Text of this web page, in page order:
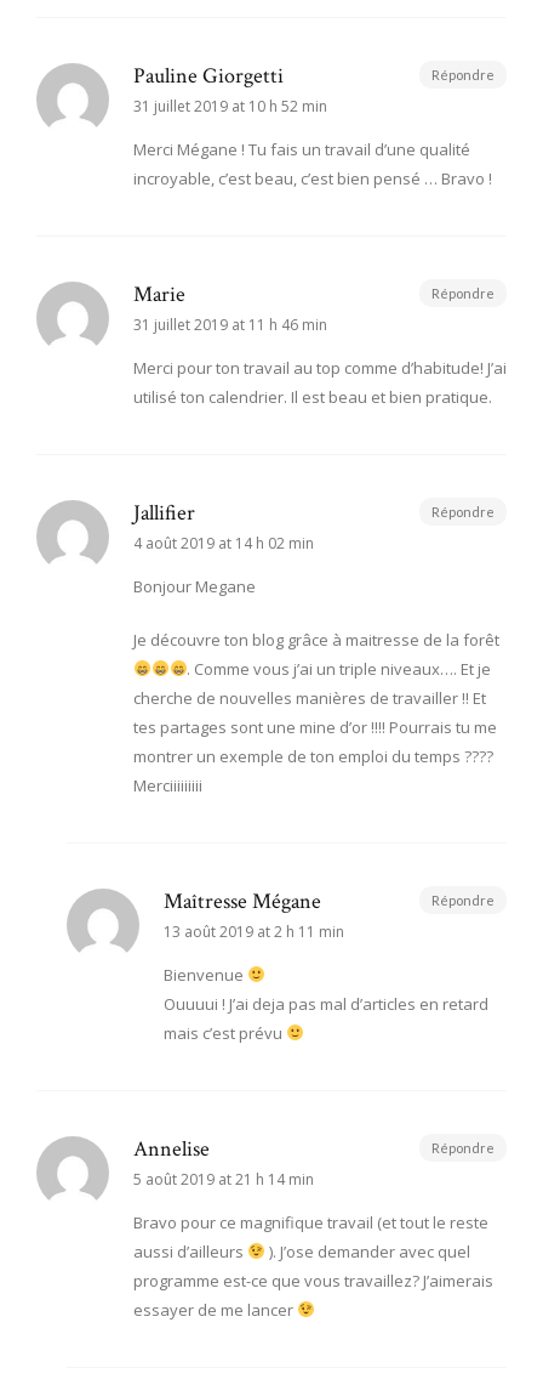
Pauline Giorgetti
31 juillet 2019 at 10 h 52 min
Merci Mégane ! Tu fais un travail d’une qualité
incroyable, c’est beau, c’est bien pensé … Bravo !
Répondre
Marie
31 juillet 2019 at 11 h 46 min
Merci pour ton travail au top comme d’habitude! J’ai
utilisé ton calendrier. Il est beau et bien pratique.
Répondre
Jallifier
4 août 2019 at 14 h 02 min
Bonjour Megane
Je découvre ton blog grâce à maitresse de la forêt
. Comme vous j’ai un triple niveaux…. Et je
cherche de nouvelles manières de travailler !! Et
tes partages sont une mine d’or !!!! Pourrais tu me
montrer un exemple de ton emploi du temps ????
Merciiiiiiiii
Répondre
Maîtresse Mégane
13 août 2019 at 2 h 11 min
Bienvenue
Ouuuui ! J’ai deja pas mal d’articles en retard
mais c’est prévu
Répondre
Annelise
5 août 2019 at 21 h 14 min
Bravo pour ce magnifique travail (et tout le reste
aussi d’ailleurs
). J’ose demander avec quel
programme est-ce que vous travaillez? J’aimerais
essayer de me lancer
Répondre